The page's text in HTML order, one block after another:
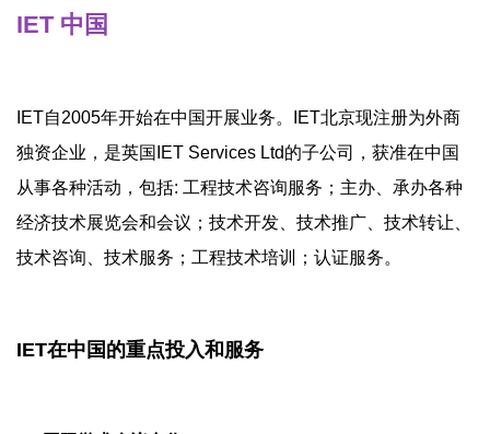
IET 中国
IET自2005年开始在中国开展业务。IET北京现注册为外商
独资企业，是英国IET Services Ltd的子公司，获准在中国
从事各种活动，包括: 工程技术咨询服务；主办、承办各种
经济技术展览会和会议；技术开发、技术推广、技术转让、
技术咨询、技术服务；工程技术培训；认证服务。
IET在中国的重点投入和服务